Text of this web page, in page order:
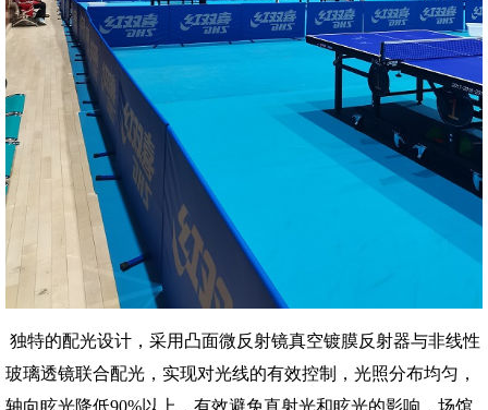
独特的配光设计，采用凸面微反射镜真空镀膜反射器与非线性
玻璃透镜联合配光，实现对光线的有效控制，光照分布均匀，
轴向眩光降低90%以上，有效避免直射光和眩光的影响，场馆